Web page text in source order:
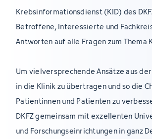
Krebsinformationsdienst (KID) des
Betroffene, Interessierte und
Antworten auf alle Fragen zum Thema
Um vielversprechende Ansätze aus
in die Klinik zu übertragen und so die
Patientinnen und Patienten zu
DKFZ gemeinsam mit exzellenten
und Forschungseinrichtungen in ganz